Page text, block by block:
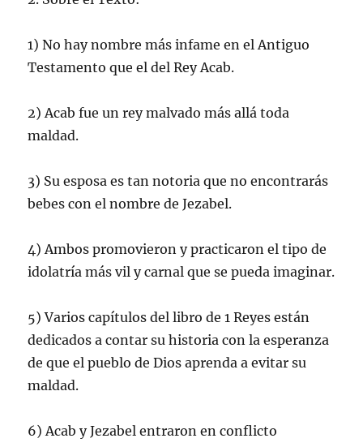
1) No hay nombre más infame en el Antiguo
Testamento que el del Rey Acab.
2) Acab fue un rey malvado más allá toda
maldad.
3) Su esposa es tan notoria que no encontrarás
bebes con el nombre de Jezabel.
4) Ambos promovieron y practicaron el tipo de
idolatría más vil y carnal que se pueda imaginar.
5) Varios capítulos del libro de 1 Reyes están
dedicados a contar su historia con la esperanza
de que el pueblo de Dios aprenda a evitar su
maldad.
6) Acab y Jezabel entraron en conflicto